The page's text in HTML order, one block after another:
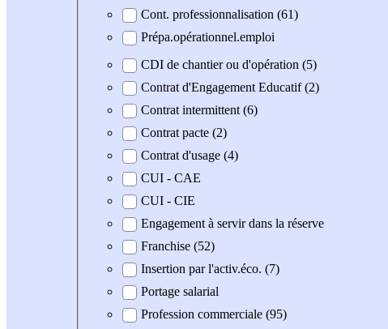
Cont. professionnalisation (61)
Prépa.opérationnel.emploi
CDI de chantier ou d'opération (5)
Contrat d'Engagement Educatif (2)
Contrat intermittent (6)
Contrat pacte (2)
Contrat d'usage (4)
CUI - CAE
CUI - CIE
Engagement à servir dans la réserve
Franchise (52)
Insertion par l'activ.éco. (7)
Portage salarial
Profession commerciale (95)